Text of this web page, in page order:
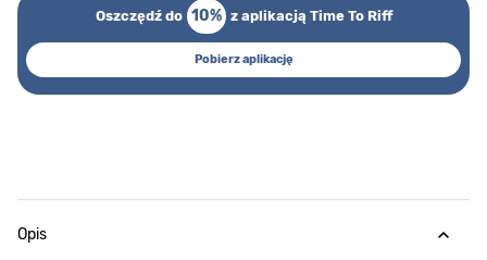
Oszczędź do 10% z aplikacją Time To Riff
Pobierz aplikację
Opis